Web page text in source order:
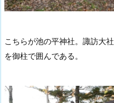
こちらが池の平神社。諏訪大
を御柱で囲んである。